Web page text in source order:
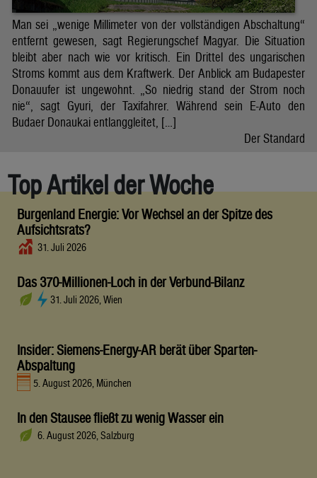
Man sei „wenige Millimeter von der vollständigen Abschaltung“
entfernt gewesen, sagt Regierungschef Magyar. Die Situation
bleibt aber nach wie vor kritisch. Ein Drittel des ungarischen
Stroms kommt aus dem Kraftwerk. Der Anblick am Budapester
Donauufer ist ungewohnt. „So niedrig stand der Strom noch
nie“, sagt Gyuri, der Taxifahrer. Während sein E-Auto den
Budaer Donaukai entlanggleitet, […]
Der Standard
Top Artikel der Woche
Burgenland Energie: Vor Wechsel an der Spitze des
Aufsichtsrats?
31. Juli 2026
Das 370-Millionen-Loch in der Verbund-Bilanz
31. Juli 2026, Wien
Insider: Siemens-Energy-AR berät über Sparten-
Abspaltung
5. August 2026, München
In den Stausee fließt zu wenig Wasser ein
6. August 2026, Salzburg